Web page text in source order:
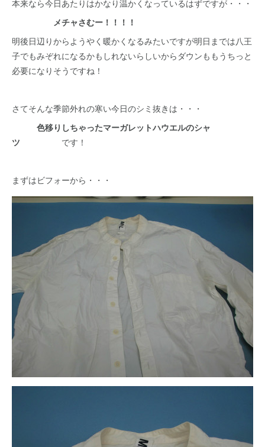
本来なら今日あたりはかなり温かくなっているはずですが・・・
メチャさむー！！！！
明後日辺りからようやく暖かくなるみたいですが明日までは八王
子でもみぞれになるかもしれないらしいからダウンももうちっと
必要になりそうですね！
さてそんな季節外れの寒い今日のシミ抜きは・・・
色移りしちゃったマーガレットハウエルのシャ
ツ です！
まずはビフォーから・・・